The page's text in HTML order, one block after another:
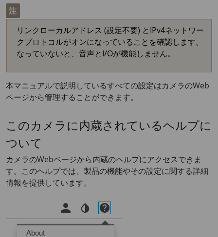
注
リンクローカルアドレス (設定不要) とIPv4ネットワー
クプロトコルがオンになっていることを確認します。
なっていないと、音声とI/Oが機能しません。
本マニュアルで説明しているすべての設定はカメラのWeb
ページから管理することができます。
このカメラに内蔵されているヘルプに
ついて
カメラのWebページから内蔵のヘルプにアクセスできま
す。このヘルプでは、製品の機能やその設定に関する詳細
情報を提供しています。